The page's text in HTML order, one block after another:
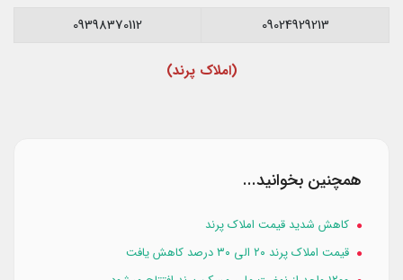
09024929213
09398370112
(املاک پرند)
همچنین بخوانید...
کاهش شدید قیمت املاک پرند
قیمت املاک پرند ۲۰ الی ۳۰ درصد کاهش یافت